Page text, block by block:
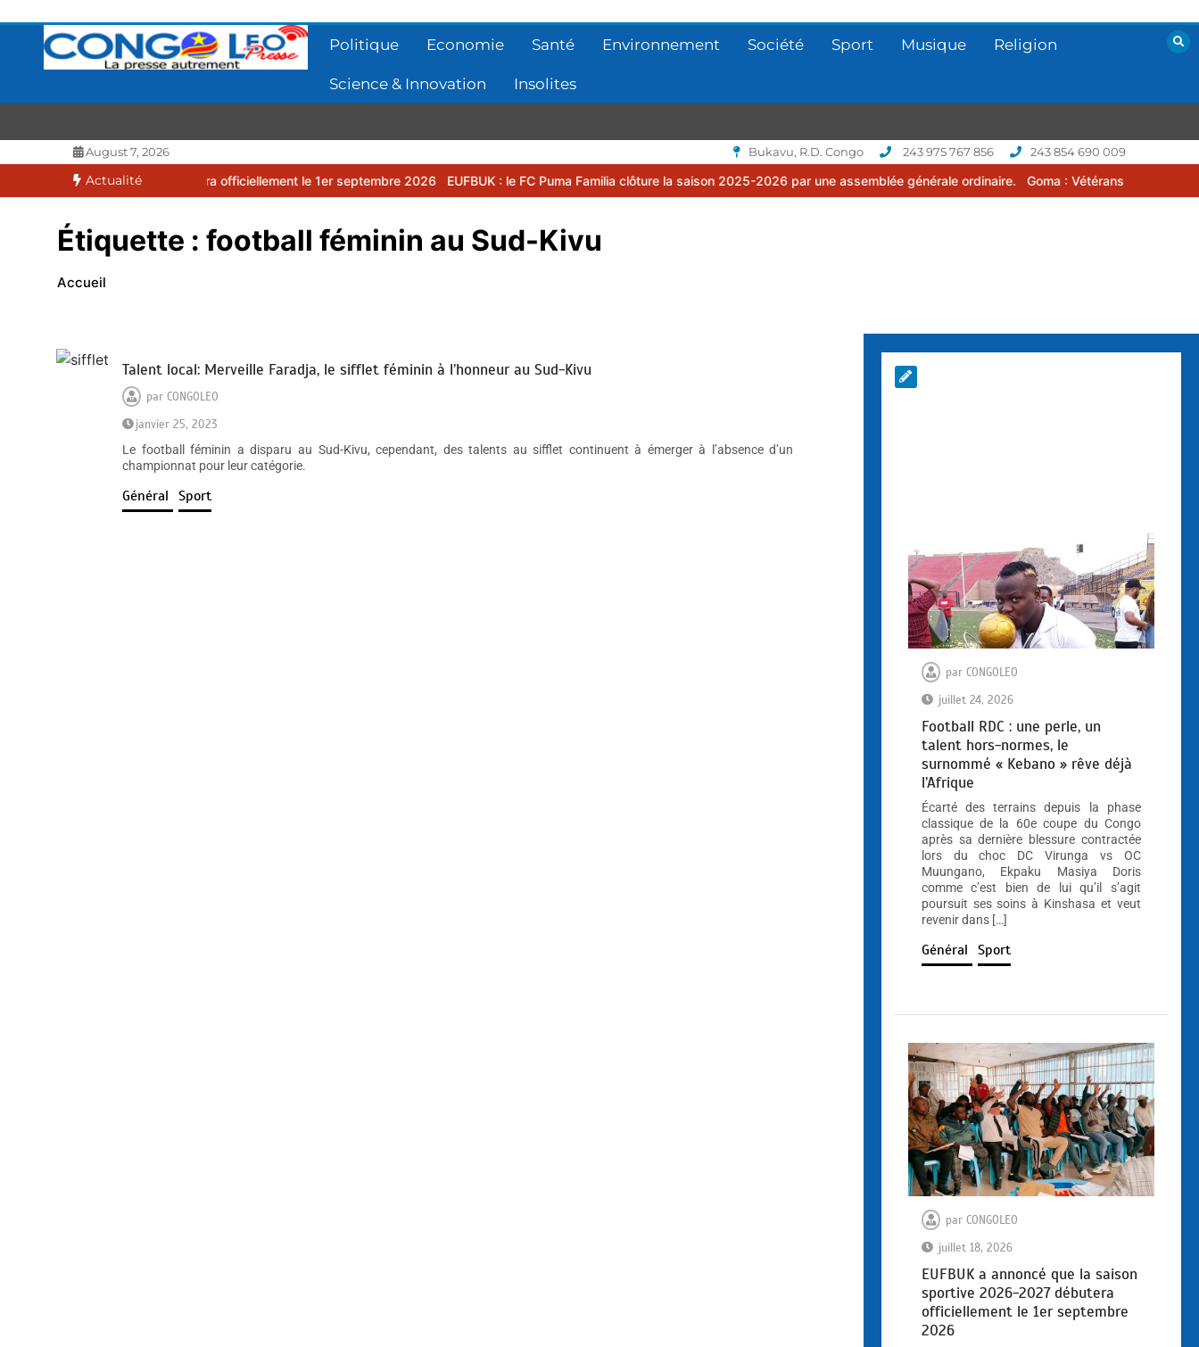
contenu
Politique Economie Santé Environnement Société Sport Musique Religion
Science & Innovation Insolites
CONGOLEO
La presse autrement
August 7, 2026 Bukavu, R.D. Congo 243 975 767 856 243 854 690 009
Actualité
2027 débutera officiellement le 1er septembre 2026 EUFBUK : le FC Puma Familia clôture la saison 2025-2026 par une assemblée générale ordinaire. Goma : Vétérans Cup 2026 -2027, une
Étiquette : football féminin au Sud-Kivu
Accueil
Talent local: Merveille Faradja, le sifflet féminin à l’honneur au Sud-Kivu
parCONGOLEO
janvier 25, 2023
Le football féminin a disparu au Sud-Kivu, cependant, des talents au sifflet continuent à émerger à l’absence d’un
championnat pour leur catégorie.
Général Sport
par CONGOLEO
juillet 24, 2026
Football RDC : une perle, un
talent hors-normes, le
surnommé « Kebano » rêve déjà
l’Afrique
Écarté des terrains depuis la phase
classique de la 60e coupe du Congo
après sa dernière blessure contractée
lors du choc DC Virunga vs OC
Muungano, Ekpaku Masiya Doris
comme c’est bien de lui qu’il s’agit
poursuit ses soins à Kinshasa et veut
revenir dans […]
Général Sport
par CONGOLEO
juillet 18, 2026
EUFBUK a annoncé que la saison
sportive 2026-2027 débutera
officiellement le 1er septembre
2026